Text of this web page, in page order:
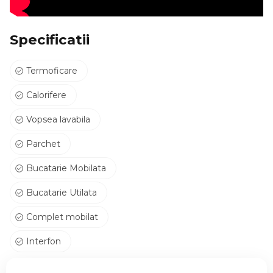
Specificatii
Termoficare
Calorifere
Vopsea lavabila
Parchet
Bucatarie Mobilata
Bucatarie Utilata
Complet mobilat
Interfon